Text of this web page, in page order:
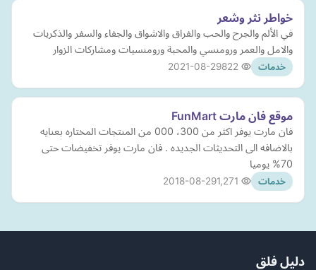
خواطر نثر وشعر
في الألم والجرح والحب والفراق والاشواق والجفاء والسفر والذكريات
والامل والعمر ورومنسي والمحبة ورومنسيات ومشاركات الزوار
خدمات 2021-08-29
موقع فان مارت FunMart
فان مارت يوفر اكثر من 300، 000 من المنتجات المختاره بعنايه
بالاضافه الى التحديثات الجديده . فان مارت يوفر تخفيضات حتى
70% يوميا
خدمات 2018-08-29
دليل فلق